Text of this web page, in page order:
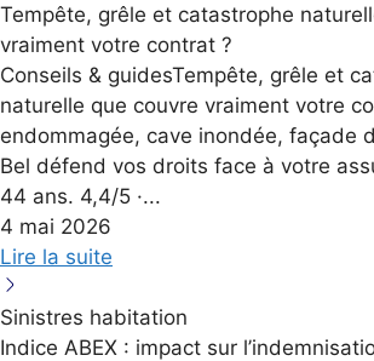
Tempête, grêle et catastrophe
vraiment votre contrat ?
Conseils & guidesTempête, grêle et
naturelle que couvre vraiment votre
endommagée, cave inondée, façade
Bel défend vos droits face à votre
44 ans. 4,4/5 ·...
4 mai 2026
Lire la suite
Sinistres habitation
Indice ABEX : impact sur